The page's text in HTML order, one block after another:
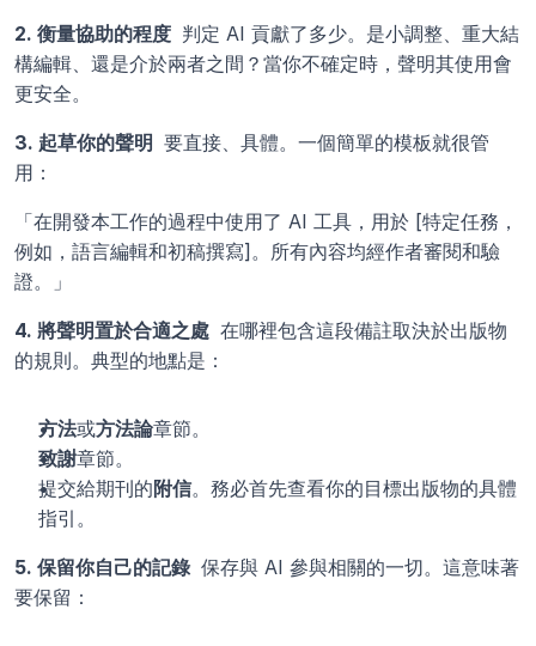
2. 衡量協助的程度 判定 AI 貢獻了多少。是小調整、重大結
構編輯、還是介於兩者之間？當你不確定時，聲明其使用會
更安全。
3. 起草你的聲明 要直接、具體。一個簡單的模板就很管
用：
「在開發本工作的過程中使用了 AI 工具，用於 [特定任務，
例如，語言編輯和初稿撰寫]。所有內容均經作者審閱和驗
證。」
4. 將聲明置於合適之處 在哪裡包含這段備註取決於出版物
的規則。典型的地點是：
方法或方法論章節。
致謝章節。
提交給期刊的附信。務必首先查看你的目標出版物的具體
指引。
5. 保留你自己的記錄 保存與 AI 參與相關的一切。這意味著
要保留：